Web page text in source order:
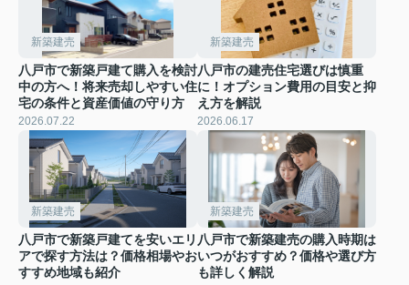
新築建売
八戸市で新築戸建て購入を検討
中の方へ！将来売却しやすい住
宅の条件と資産価値の守り方
2026.07.22
新築建売
八戸市の建売住宅選びは慎重
に！オプション費用の目安と抑
え方を解説
2026.06.17
新築建売
八戸市で新築戸建てを安いエリ
アで探す方法は？価格相場やお
すすめ地域も紹介
新築建売
八戸市で新築建売の購入時期は
いつがおすすめ？価格や選び方
も詳しく解説